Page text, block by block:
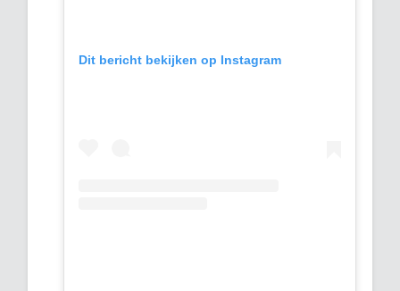
Dit bericht bekijken op Instagram